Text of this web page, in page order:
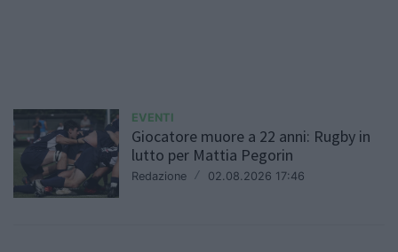
EVENTI
Giocatore muore a 22 anni: Rugby in
lutto per Mattia Pegorin
Redazione / 02.08.2026 17:46